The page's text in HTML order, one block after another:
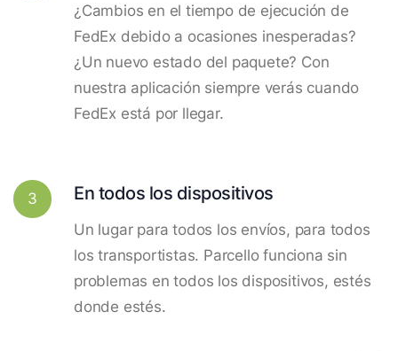
¿Cambios en el tiempo de ejecución de
FedEx debido a ocasiones inesperadas?
¿Un nuevo estado del paquete? Con
nuestra aplicación siempre verás cuando
FedEx está por llegar.
3 En todos los dispositivos
Un lugar para todos los envíos, para todos
los transportistas. Parcello funciona sin
problemas en todos los dispositivos, estés
donde estés.